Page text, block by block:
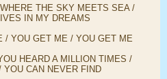
THE SKY MEETS SEA /
IN MY DREAMS
/ YOU GET ME / YOU GET ME
HEARD A MILLION TIMES /
YOU CAN NEVER FIND